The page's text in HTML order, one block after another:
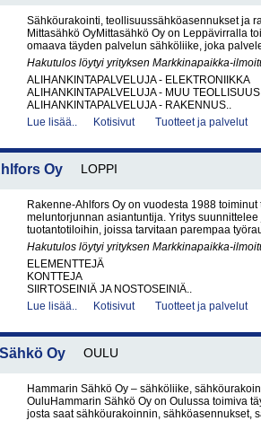
Sähköurakointi, teollisuussähköasennukset ja
Mittasähkö OyMittasähkö Oy on Leppävirralla
omaava täyden palvelun sähköliike, joka
Hakutulos löytyi yrityksen Markkinapaikka-
ALIHANKINTAPALVELUJA - ELEKTRONIIKKA
ALIHANKINTAPALVELUJA - MUU TEOLLISUUS
ALIHANKINTAPALVELUJA - RAKENNUS..
Lue lisää..
Kotisivut Tuotteet ja palvelut
Oy LOPPI
Rakenne-Ahlfors Oy on vuodesta 1988
meluntorjunnan asiantuntija. Yritys
tuotantotiloihin, joissa tarvitaan parempaa
Hakutulos löytyi yrityksen Markkinapaikka-
ELEMENTTEJÄ
KONTTEJA
SIIRTOSEINIÄ JA NOSTOSEINIÄ..
Lue lisää..
Kotisivut Tuotteet ja palvelut
Oy OULU
Hammarin Sähkö Oy – sähköliike,
OuluHammarin Sähkö Oy on Oulussa toimiva
josta saat sähköurakoinnin, sähköasennukset,